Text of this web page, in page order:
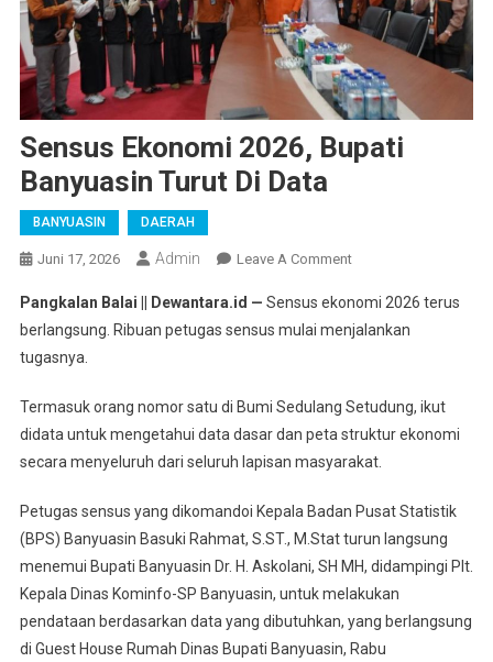
Sensus Ekonomi 2026, Bupati
Banyuasin Turut Di Data‎
BANYUASIN DAERAH
Juni 17, 2026 Admin Leave A CommentOn
Ekonomi
2026,
Turut
Di
Data‎
Pangkalan Balai || Dewantara.id — Sensus ekonomi 2026 terus
berlangsung. Ribuan petugas sensus mulai menjalankan
tugasnya.
Termasuk orang nomor satu di Bumi Sedulang Setudung, ikut
didata untuk mengetahui data dasar dan peta struktur ekonomi
secara menyeluruh dari seluruh lapisan masyarakat.‎‎
Petugas sensus yang dikomandoi Kepala Badan Pusat Statistik
(BPS) Banyuasin Basuki Rahmat, S.ST., M.Stat turun langsung
menemui Bupati Banyuasin Dr. H. Askolani, SH MH, didampingi Plt.
Kepala Dinas Kominfo-SP Banyuasin, untuk melakukan
pendataan berdasarkan data yang dibutuhkan, yang berlangsung
di Guest House Rumah Dinas Bupati Banyuasin, Rabu